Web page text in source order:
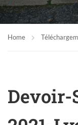
Home
Devoir-